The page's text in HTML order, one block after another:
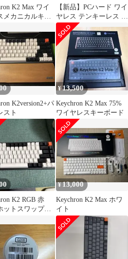
K2 Max ワイ
メカニカルキー
【新品】PCハード ワイ
ヤレス テンキーレス カ
スタム・メカニカルキ
ーボード Keychron K2
HE スペシャルエディ
ション マグネットスイ
ッチ搭載 QMK (84キー/
英語配列/ホワイト)
[K2H-Q1-US]
K2version2+パ
スト
¥13,500
Keychron K2 Max 75%
ワイヤレスキーボード
K2 RGB 赤
トスワップ対
¥13,000
Keychron K2 Max ホワ
イト